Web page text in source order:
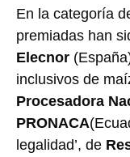
En la categoría
premiadas han
Elecnor
inclusivos de
Procesadora
PRONACA
legalidad’, de